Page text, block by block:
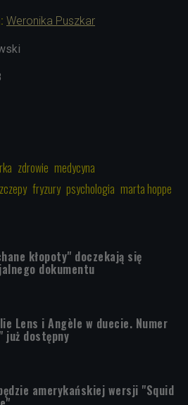
Weronika Puszkar
zdrowie medycyna
fryzury psychologia marta hoppe
kłopoty" doczekają się
dokumentu
Lens i Angèle w duecie. Numer
już dostępny
amerykańskiej wersji "Squid